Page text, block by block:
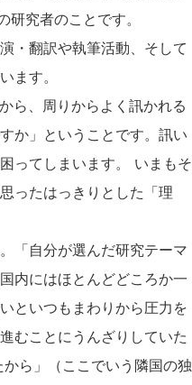
究者のことです。
・翻訳や執筆活動、そして
ます。
ら、周りからよく訊かれる
か」ということです。訊い
ってしまいます。 いまもそ
ったはっきりとした「理
「自分が選んだ研究テーマ
内にはほとんどどころか一
といつもまわりから圧力を
むことにうんざりしていた
ら」（ここでいう隣国の独